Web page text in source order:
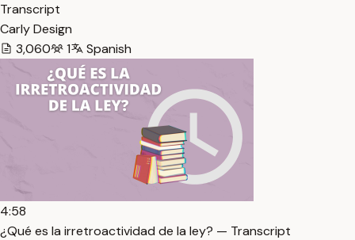
Transcript
Carly Design
3,060
1 Spanish
4:58
¿Qué es la irretroactividad de la ley? — Transcript